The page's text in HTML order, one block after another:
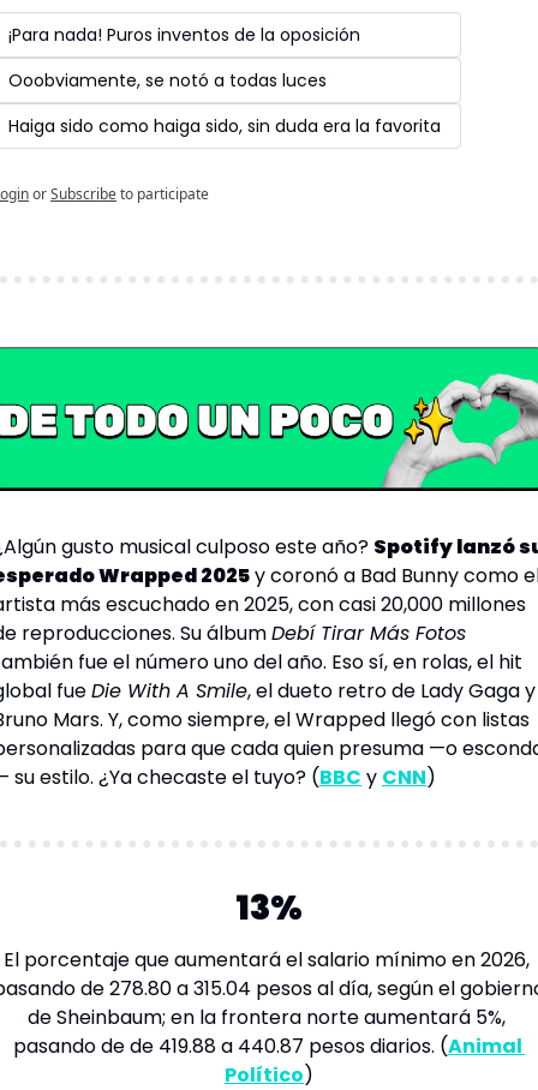
¡Para nada! Puros inventos de la oposición
Ooobviamente, se notó a todas luces
Haiga sido como haiga sido, sin duda era la favorita
orSubscribeto participate
gusto musical culposo este año? Spotify lanzó
Wrapped 2025 y coronó a Bad Bunny como
más escuchado en 2025, con casi 20,000 millones
reproducciones. Su álbum
fue el número uno del año. Eso sí, en rolas, el hit
fue Die With A Smile, el dueto retro de Lady Gaga y
Mars. Y, como siempre, el Wrapped llegó con listas
para que cada quien presuma —o
su estilo. ¿Ya checaste el tuyo? (BBC y CNN)
13%
El porcentaje que aumentará el salario mínimo en 2026,
de 278.80 a 315.04 pesos al día, según el
de Sheinbaum; en la frontera norte aumentará 5%,
pasando de de 419.88 a 440.87 pesos diarios. (Animal
Político)